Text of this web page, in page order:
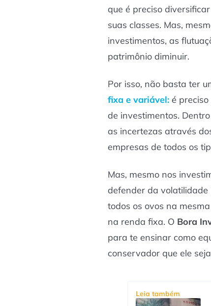
que é preciso
suas classes. Mas,
investimentos, as
patrimônio diminuir.
Por isso, não basta ter
fixa e variável: é
de investimentos.
as incertezas através
empresas de todos os
Mas, mesmo nos
defender da
todos os ovos na
na renda fixa. O Bora
para te ensinar como
conservador que ele
Leia também